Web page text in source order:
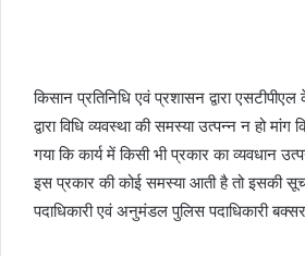
किसान प्रतिनिधि एवं प्रशासन द्वारा
द्वारा विधि व्यवस्था की समस्या उत्पन्न न हो
गया कि कार्य में किसी भी प्रकार का व्यवधान
इस प्रकार की कोई समस्या आती है तो इसकी
पदाधिकारी एवं अनुमंडल पुलिस पदाधिकारी